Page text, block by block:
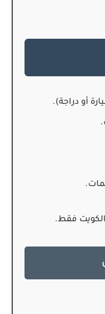
أو دراجة).
فقط.